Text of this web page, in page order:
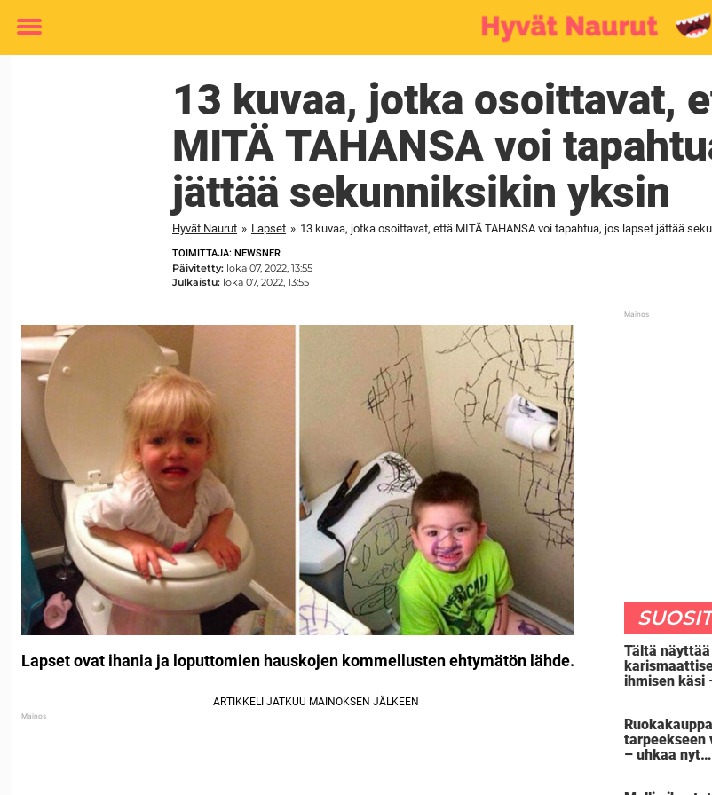
Toggle
13 kuvaa, jotka osoittavat,
MITÄ TAHANSA voi
jättää sekunniksikin yksin
Hyvät Naurut » Lapset » 13 kuvaa, jotka osoittavat, että MITÄ TAHANSA voi tapahtua, jos lapset jättää
TOIMITTAJA: NEWSNER
Päivitetty: loka 07, 2022, 13:55
Julkaistu: loka 07, 2022, 13:55
Lapset ovat ihania ja loputtomien hauskojen kommellusten ehtymätön lähde.
Tältä näyttää
ihmisen käsi
tarpeekseen
– uhkaa nyt